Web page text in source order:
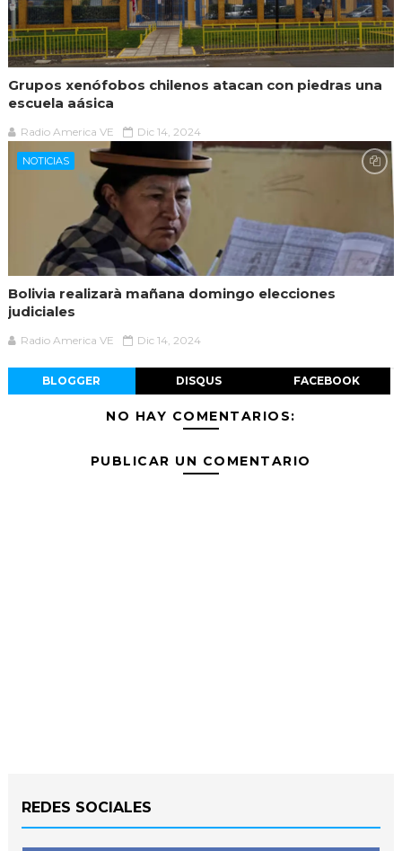
Grupos xenófobos chilenos atacan con piedras una
escuela aásica
Radio America VE Dic 14, 2024
NOTICIAS
Bolivia realizarà mañana domingo elecciones
judiciales
Radio America VE Dic 14, 2024
BLOGGER DISQUS FACEBOOK
NO HAY COMENTARIOS:
PUBLICAR UN COMENTARIO
REDES SOCIALES